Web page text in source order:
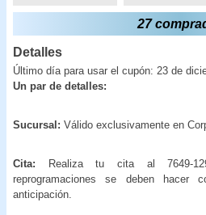
27
Detalles
Último día para usar el cupón: 23 de
Un par de detalles:
Sucursal: Válido exclusivamente en
Cita: Realiza tu cita al 7649-
reprogramaciones se deben
anticipación.